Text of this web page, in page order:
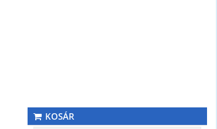
KOSÁR